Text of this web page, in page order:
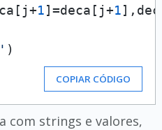
1]=deca[j+1
COPIAR CÓDIGO
com strings e valores,